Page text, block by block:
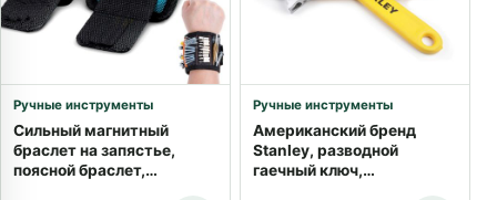
Ручные инструменты
Сильный магнитный
браслет на запястье,
поясной браслет,
Ручные инструменты
Американский бренд
Stanley, разводной
гаечный ключ,